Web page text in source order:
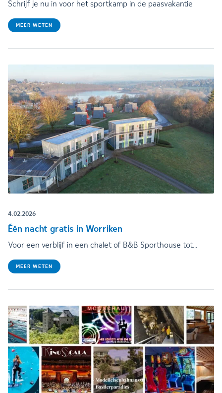
Schrijf je nu in voor het sportkamp in de paasvakantie
MEER WETEN
4.02.2026
Één nacht gratis in Worriken
Voor een verblijf in een chalet of B&B Sporthouse tot…
MEER WETEN